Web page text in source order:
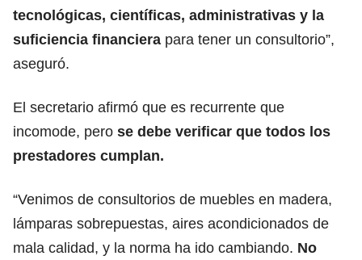
tecnológicas, científicas, administrativas y la
suficiencia financiera para tener un consultorio”,
aseguró.
El secretario afirmó que es recurrente que
incomode, pero se debe verificar que todos los
prestadores cumplan.
“Venimos de consultorios de muebles en madera,
lámparas sobrepuestas, aires acondicionados de
mala calidad, y la norma ha ido cambiando. No